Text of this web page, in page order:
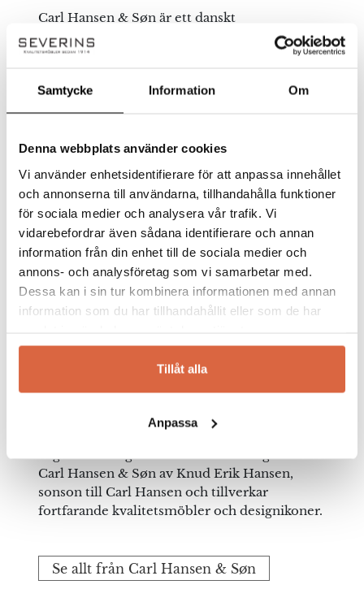
Samtycke Information Om
Denna webbplats använder cookies
Vi använder enhetsidentifierare för att anpassa innehållet
och annonserna till användarna, tillhandahålla funktioner
för sociala medier och analysera vår trafik. Vi
vidarebefordrar även sådana identifierare och annan
information från din enhet till de sociala medier och
annons- och analysföretag som vi samarbetar med.
Dessa kan i sin tur kombinera informationen med annan
information som du har tillhandahållit eller som de har
Tillåt alla
Anpassa
Spara mitt namn, min e-postadress och webbplats i
denna webbläsare till nästa gång jag skriver en
Carl Hansen & Søn är ett danskt
möbelsnickeri som funnits i över hundra år.
Företaget är starkt förknippat med den
vars möbelklassiker än idag nylanseras av
företaget.
Grundaren och första generationens ägare av
en första klassens möbelsnickare och
tillverkade möbler både i större och mindre
serier. 1908 den 28 oktober i Odensen,
Danmark slog han upp portarena till sitt första
snickeri. Efter Carls tid tog hans son Holger
över snickeriet, han var inte sen med att
kontakta flera av de nya, lovande formgivare
som dykt upp efter andra världskriget.
Samarbetet med den i dag så välkände Hans J.
Wegner tog fart 1949, och den i dag lika
efter, 1950. Sedan dess har Carl Hansen & Son
tillverkat en mängd möbler som Hans J.
Carl Hansen & Søn av Knud Erik Hansen,
sonson till Carl Hansen och tillverkar
fortfarande kvalitetsmöbler och designikoner.
Se allt från Carl Hansen & Søn